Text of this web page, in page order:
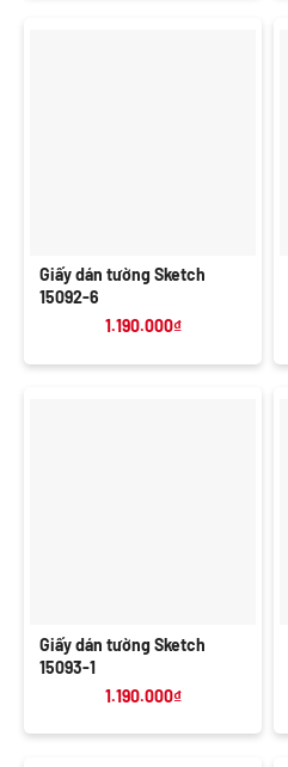
Giấy dán tường Sketch
15092-6
1.190.000₫
Giấy dán tường Sketch
15093-1
1.190.000₫